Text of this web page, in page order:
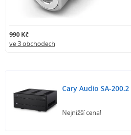
990 Kč
ve 3 obchodech
Cary Audio SA-200.2
Nejnižší cena!